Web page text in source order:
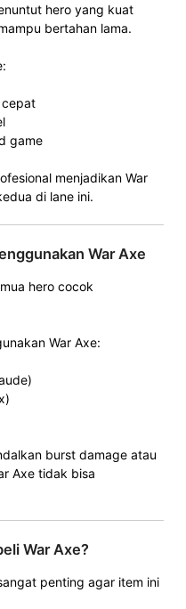
hero yang kuat
bertahan lama.
cepat
game
menjadikan War
di lane ini.
War Axe
hero cocok
War Axe:
burst damage atau
Axe tidak bisa
War Axe?
penting agar item ini